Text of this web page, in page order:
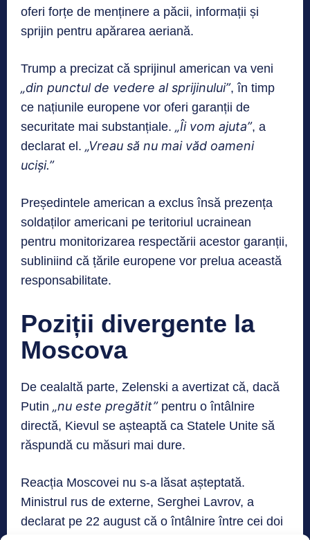
oferi forțe de menținere a păcii, informații și
sprijin pentru apărarea aeriană.
Trump a precizat că sprijinul american va veni
„din punctul de vedere al sprijinului”, în timp
ce națiunile europene vor oferi garanții de
securitate mai substanțiale. „Îi vom ajuta”, a
declarat el. „Vreau să nu mai văd oameni
uciși.”
Președintele american a exclus însă prezența
soldaților americani pe teritoriul ucrainean
pentru monitorizarea respectării acestor garanții,
subliniind că țările europene vor prelua această
responsabilitate.
Poziții divergente la
Moscova
De cealaltă parte, Zelenski a avertizat că, dacă
Putin „nu este pregătit”pentru o întâlnire
directă, Kievul se așteaptă ca Statele Unite să
răspundă cu măsuri mai dure.
Reacția Moscovei nu s-a lăsat așteptată.
Ministrul rus de externe, Serghei Lavrov, a
declarat pe 22 august că o întâlnire între cei doi